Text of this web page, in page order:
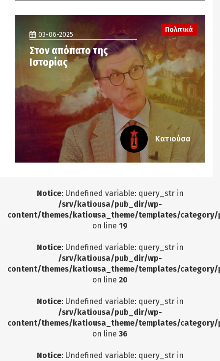
03-06-2025
Στον απόπατο της
Ιστορίας
Πολιτικά
Κατιούσα
Notice: Undefined variable: query_str in
/srv/katiousa/pub_dir/wp-
content/themes/katiousa_theme/templates/
on line 19
Notice: Undefined variable: query_str in
/srv/katiousa/pub_dir/wp-
content/themes/katiousa_theme/templates/
on line 20
Notice: Undefined variable: query_str in
/srv/katiousa/pub_dir/wp-
content/themes/katiousa_theme/templates/
on line 36
Notice: Undefined variable: query_str in